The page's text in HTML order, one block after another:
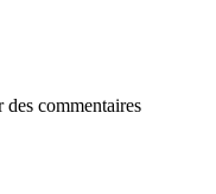
des commentaires